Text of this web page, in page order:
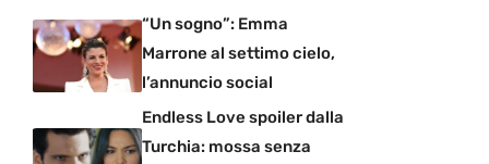
“Un sogno”: Emma
Marrone al settimo cielo,
l’annuncio social
Endless Love spoiler dalla
Turchia: mossa senza